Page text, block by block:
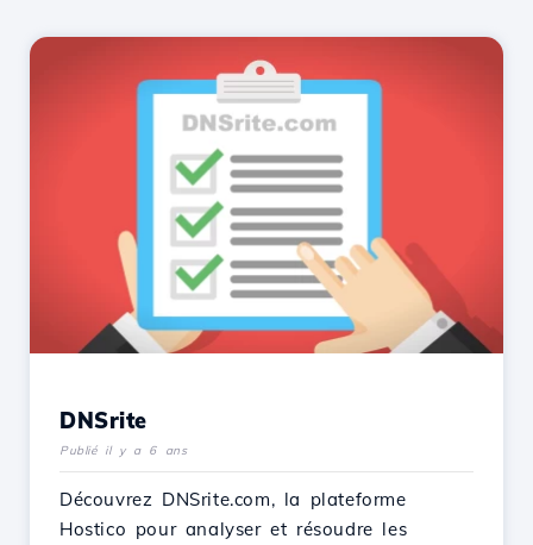
DNSrite
Publié il y a 6 ans
Découvrez DNSrite.com, la plateforme
Hostico pour analyser et résoudre les